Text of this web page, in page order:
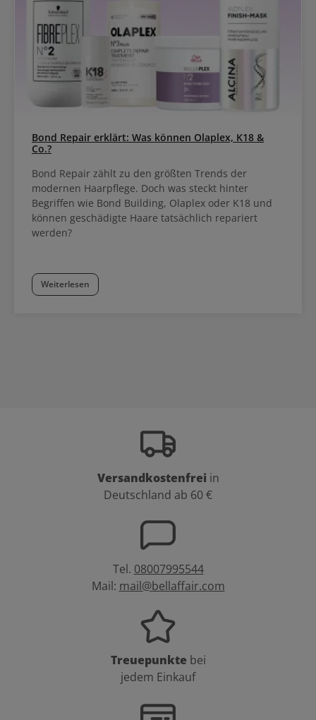
Bond Repair erklärt: Was können Olaplex, K18 &
Co.?
Bond Repair zählt zu den größten Trends der
modernen Haarpflege. Doch was steckt hinter
Begriffen wie Bond Building, Olaplex oder K18 und
können geschädigte Haare tatsächlich repariert
werden?
Weiterlesen
Versandkostenfrei in
Deutschland ab 60 €
Tel. 08007995544
Mail: mail@bellaffair.com
Treuepunkte bei
jedem Einkauf